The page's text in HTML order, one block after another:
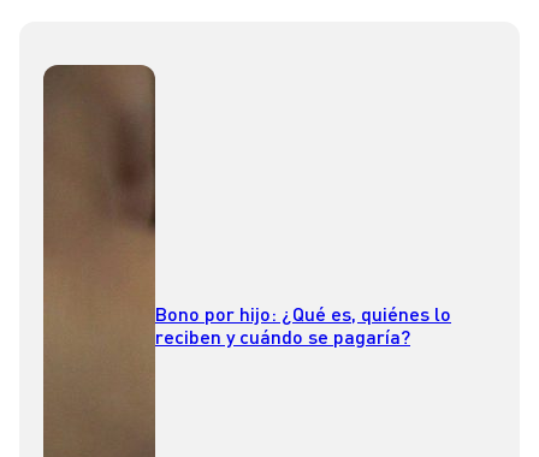
Bono por hijo: ¿Qué es, quiénes lo
reciben y cuándo se pagaría?